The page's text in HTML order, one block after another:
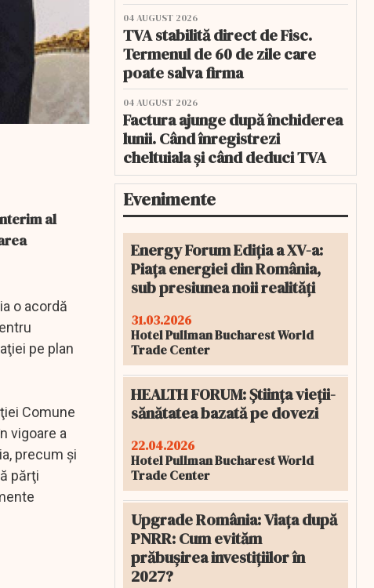
al
o acordă
pe plan
Comune
vigoare a
precum şi
părţi
04 AUGUST 2026
TVA stabilită direct de Fisc.
Termenul de 60 de zile care
poate salva firma
04 AUGUST 2026
Factura ajunge după închiderea
lunii. Când înregistrezi
cheltuiala și când deduci TVA
Evenimente
Energy Forum Ediția a XV-a:
Piața energiei din România,
sub presiunea noii realități
31.03.2026
Hotel Pullman Bucharest World
Trade Center
HEALTH FORUM: Știința vieții-
sănătatea bazată pe dovezi
22.04.2026
Hotel Pullman Bucharest World
Trade Center
Upgrade România: Viața după
PNRR: Cum evităm
prăbușirea investițiilor în
2027?